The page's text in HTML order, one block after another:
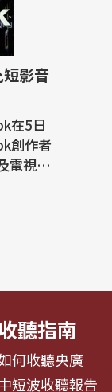
影音
在5日
創作者
電視節
與傳
聽指南
何收聽央廣
短波收聽報告